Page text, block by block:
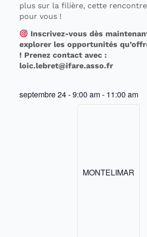
plus sur la filière, cette
pour vous !
Inscrivez-vous dès
explorer les opportunités
! Prenez contact avec :
loic.lebret@ifare.asso.fr
septembre 24-9:00 am- 11:00 am
MONTELIMAR